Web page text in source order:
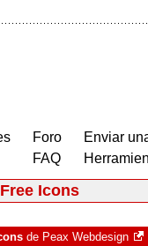
Foro
FAQ
Enviar
Icons
de Peax Webdesign